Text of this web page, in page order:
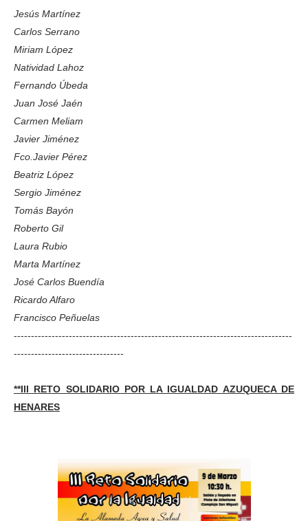
Jesús Martínez
Carlos Serrano
Miriam López
Natividad Lahoz
Fernando Úbeda
Juan José Jaén
Carmen Meliam
Javier Jiménez
Fco.Javier Pérez
Beatriz López
Sergio Jiménez
Tomás Bayón
Roberto Gil
Laura Rubio
Marta Martínez
José Carlos Buendía
Ricardo Alfaro
Francisco Peñuelas
---------------------------------------------------------------------------------
--------------------------------
**III RETO SOLIDARIO POR LA IGUALDAD AZUQUECA DE
HENARES